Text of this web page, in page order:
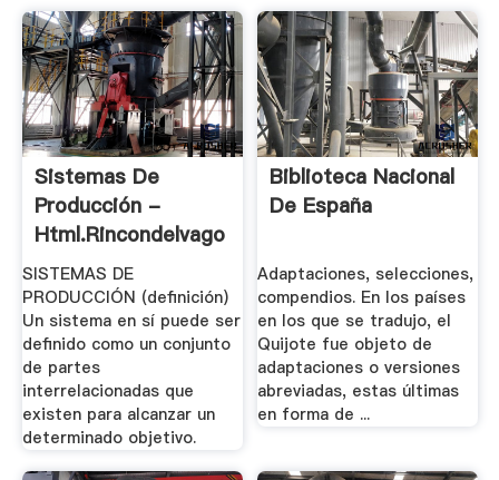
Sistemas De
Producción -
Html.rincondelvago
SISTEMAS DE
PRODUCCIÓN (definición)
Un sistema en sí puede ser
definido como un conjunto
de partes
interrelacionadas que
existen para alcanzar un
determinado objetivo.
Biblioteca Nacional
De España
Adaptaciones, selecciones,
compendios. En los países
en los que se tradujo, el
Quijote fue objeto de
adaptaciones o versiones
abreviadas, estas últimas
en forma de ...